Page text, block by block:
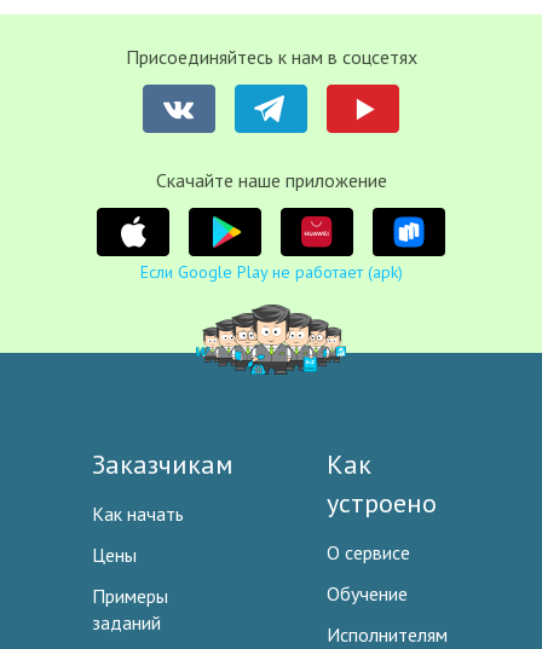
Присоединяйтесь к нам в соцсетях
Cкачайте наше приложение
Если Google Play не работает (apk)
Заказчикам
Как начать
Цены
Примеры
заданий
Как
устроено
О сервисе
Обучение
Исполнителям